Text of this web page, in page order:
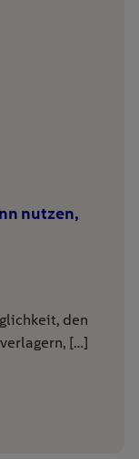
nutzen,
den
[…]